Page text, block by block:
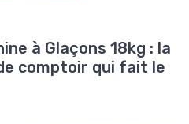
à Glaçons 18kg : la
comptoir qui fait le